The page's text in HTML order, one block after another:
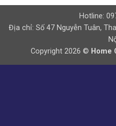
Hotline:
Địa chỉ: Số 47 Nguyễn Tuân,
Copyright 2026 © Home